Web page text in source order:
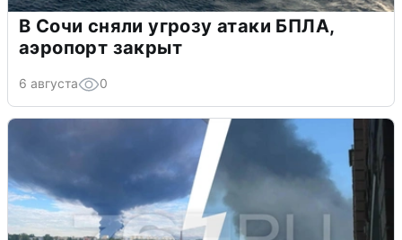
В Сочи сняли угрозу атаки БПЛА,
аэропорт закрыт
6 августа 0